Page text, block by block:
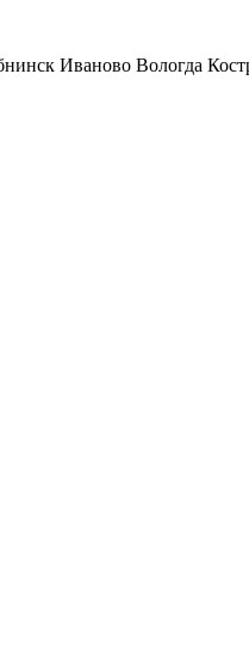
Иваново Вологда